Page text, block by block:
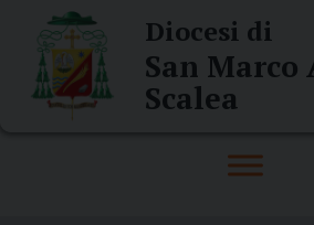
content
Diocesi di
San Marco
Scalea